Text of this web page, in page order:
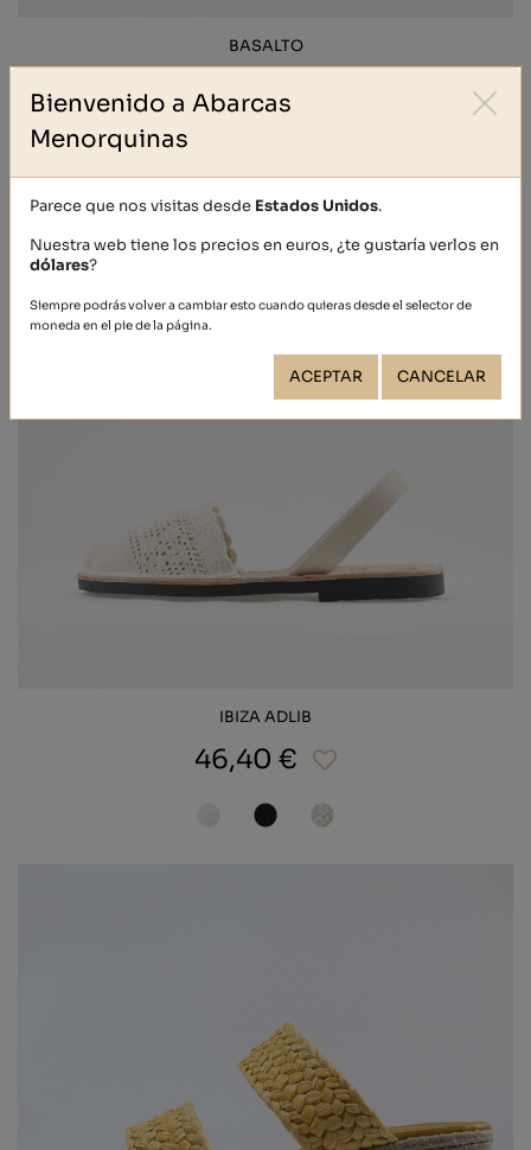
BASALTO
62,90 €
IBIZA ADLIB
46,40 €
Bienvenido a Abarcas
Menorquinas
Parece que nos visitas desde Estados Unidos.
Nuestra web tiene los precios en euros, ¿te gustaría verlos en
dólares?
Siempre podrás volver a cambiar esto cuando quieras desde el selector de
moneda en el pie de la página.
ACEPTAR CANCELAR